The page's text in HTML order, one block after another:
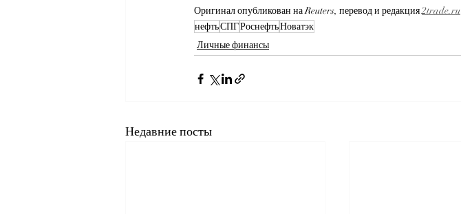
Оригинал опубликован на Reuters, перевод и редакция 2trade.ru
нефтьСПГРоснефтьНоватэк
Личные финансы
Недавние посты